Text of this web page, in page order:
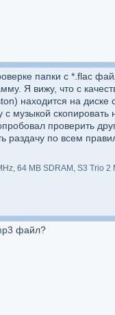
папки с *.flac
Я вижу, что с
находится на
с музыкой
проверить
раздачу по всем
64 MB SDRAM, S3 Trio
файл?